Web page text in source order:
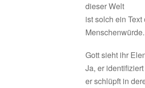
dieser Welt
ist solch ein
Menschenwürde.
Gott sieht ihr
Ja, er
er schlüpft in